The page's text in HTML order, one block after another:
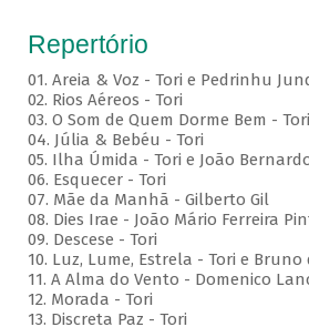
Repertório
01. Areia & Voz - Tori e Pedrinhu
02. ⁠Rios Aéreos - Tori
03. O Som de Quem Dorme Bem -
04. Júlia & Bebéu - Tori
05. Ilha Úmida - Tori e João
06. Esquecer - Tori
07. Mãe da Manhã - Gilberto Gil
08. Dies Irae - João Mário Ferreira
09. Descese - Tori
10. Luz, Lume, Estrela - Tori e
11. A Alma do Vento - Domenico
12. Morada - Tori
13. Discreta Paz - Tori